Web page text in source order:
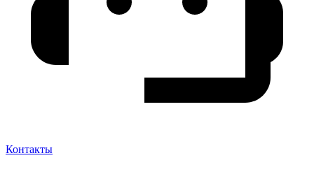
Контакты